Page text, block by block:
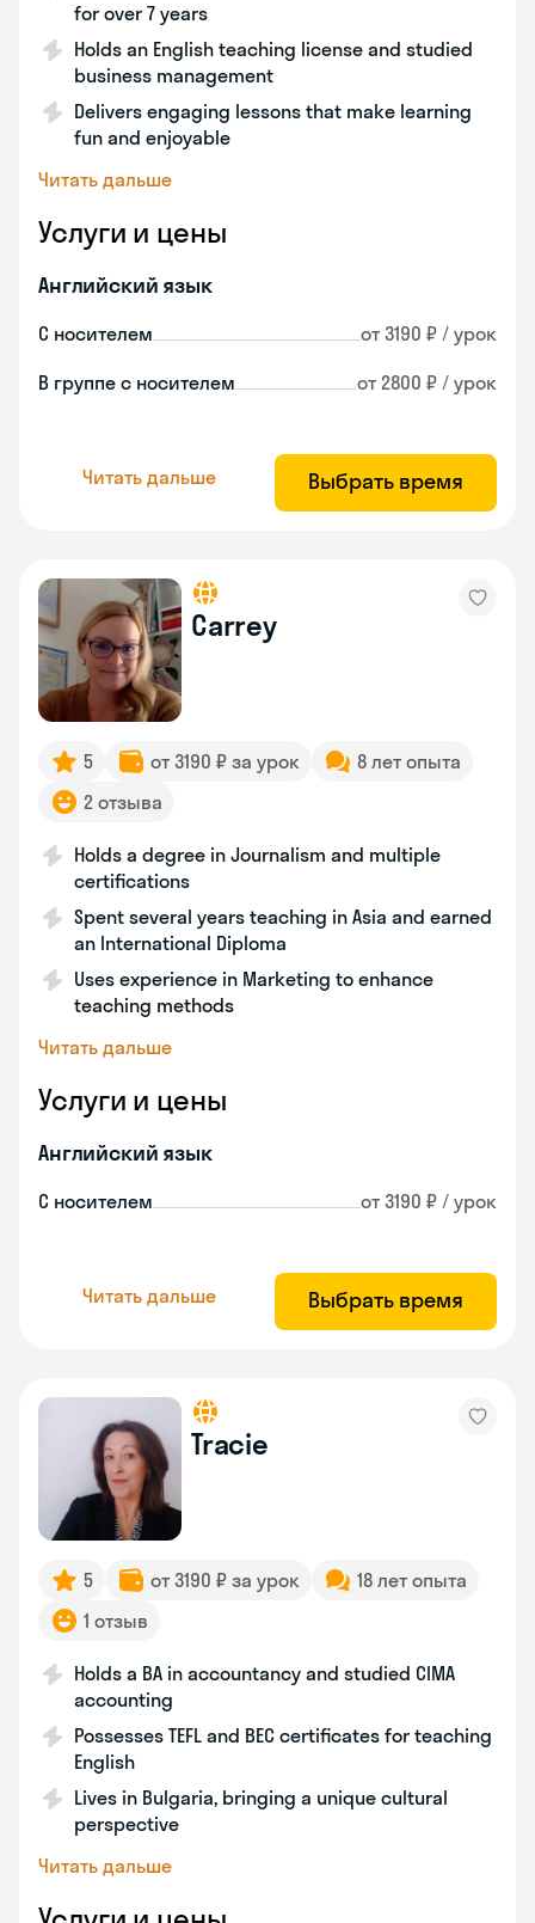
for over 7 years
Holds an English teaching license and studied
business management
Delivers engaging lessons that make learning
fun and enjoyable
Читать дальше
Услуги и цены
Английский язык
С носителем от 3190 ₽ / урок
В группе с носителем от 2800 ₽ / урок
Читать дальше Выбрать время
Carrey
5 от 3190 ₽ за урок
8 лет опыта
2 отзыва
Holds a degree in Journalism and multiple
certifications
Spent several years teaching in Asia and earned
an International Diploma
Uses experience in Marketing to enhance
teaching methods
Читать дальше
Услуги и цены
Английский язык
С носителем от 3190 ₽ / урок
Читать дальше Выбрать время
Tracie
5 от 3190 ₽ за урок
18 лет опыта
1 отзыв
Holds a BA in accountancy and studied CIMA
accounting
Possesses TEFL and BEC certificates for teaching
English
Lives in Bulgaria, bringing a unique cultural
perspective
Читать дальше